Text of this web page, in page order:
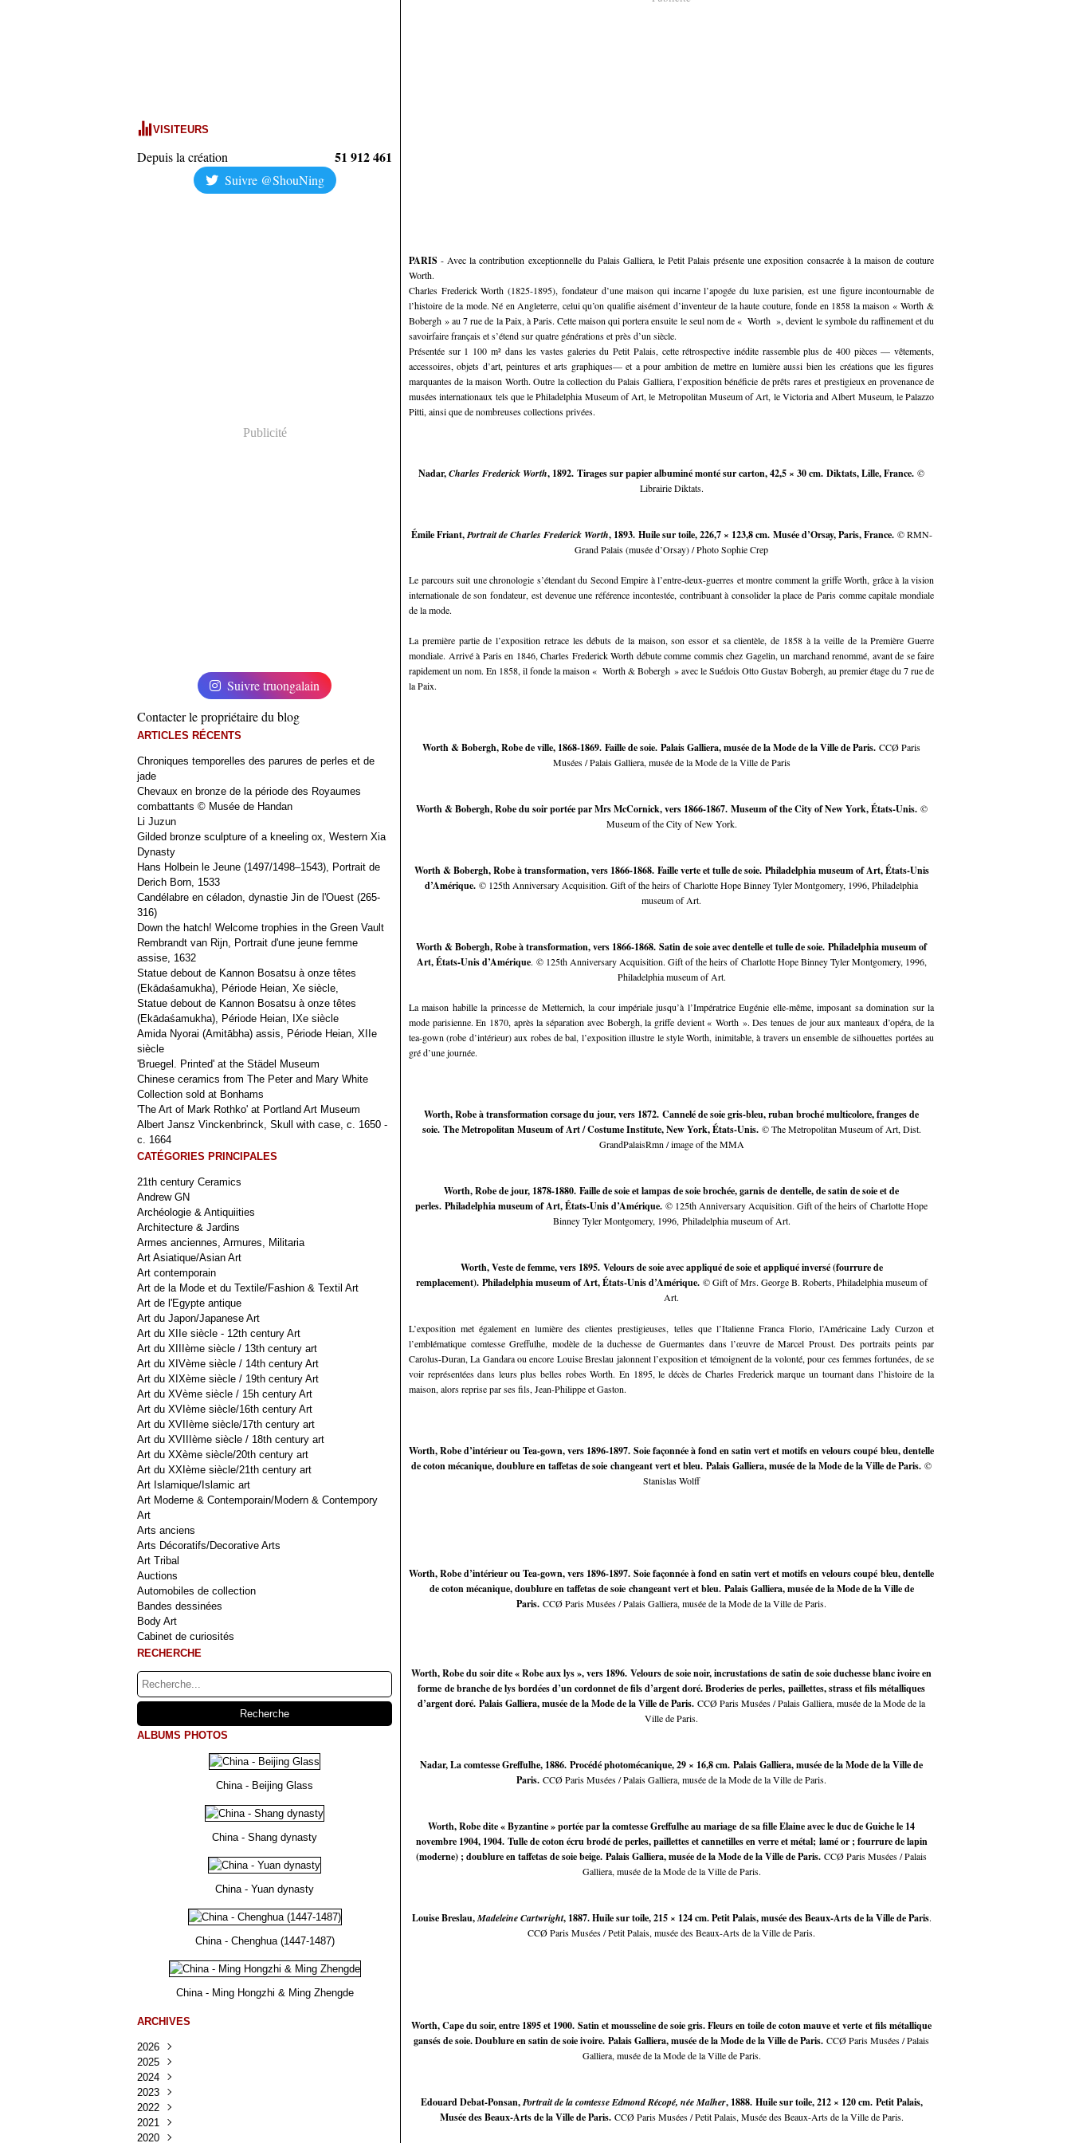
VISITEURS
Depuis la création 51 912 461
Suivre @ShouNing
Publicité
Suivre truongalain
Contacter le propriétaire du blog
ARTICLES RÉCENTS
Chroniques temporelles des parures de perles et de
jade
Chevaux en bronze de la période des Royaumes
combattants © Musée de Handan
Li Juzun
Gilded bronze sculpture of a kneeling ox, Western Xia
Dynasty
Hans Holbein le Jeune (1497/1498–1543), Portrait de
Derich Born, 1533
Candélabre en céladon, dynastie Jin de l'Ouest (265-
316)
Down the hatch! Welcome trophies in the Green Vault
Rembrandt van Rijn, Portrait d'une jeune femme
assise, 1632
Statue debout de Kannon Bosatsu à onze têtes
(Ekādaśamukha), Période Heian, Xe siècle,
Statue debout de Kannon Bosatsu à onze têtes
(Ekādaśamukha), Période Heian, IXe siècle
Amida Nyorai (Amitābha) assis, Période Heian, XIIe
siècle
'Bruegel. Printed' at the Städel Museum
Chinese ceramics from The Peter and Mary White
Collection sold at Bonhams
'The Art of Mark Rothko' at Portland Art Museum
Albert Jansz Vinckenbrinck, Skull with case, c. 1650 -
c. 1664
CATÉGORIES PRINCIPALES
21th century Ceramics
Andrew GN
Archéologie & Antiquiities
Architecture & Jardins
Armes anciennes, Armures, Militaria
Art Asiatique/Asian Art
Art contemporain
Art de la Mode et du Textile/Fashion & Textil Art
Art de l'Egypte antique
Art du Japon/Japanese Art
Art du XIIe siècle - 12th century Art
Art du XIIIème siècle / 13th century art
Art du XIVème siècle / 14th century Art
Art du XIXème siècle / 19th century Art
Art du XVème siècle / 15h century Art
Art du XVIème siècle/16th century Art
Art du XVIIème siècle/17th century art
Art du XVIIIème siècle / 18th century art
Art du XXème siècle/20th century art
Art du XXIème siècle/21th century art
Art Islamique/Islamic art
Art Moderne & Contemporain/Modern & Contempory
Art
Arts anciens
Arts Décoratifs/Decorative Arts
Art Tribal
Auctions
Automobiles de collection
Bandes dessinées
Body Art
Cabinet de curiosités
RECHERCHE
ALBUMS PHOTOS
China - Beijing Glass
China - Shang dynasty
China - Yuan dynasty
China - Chenghua (1447-1487)
China - Ming Hongzhi & Ming Zhengde
ARCHIVES
2026
Août
Juillet
Juin
Mai(100)
Avril
Mars
2025
Décembre
Novembre
Octobre
Septembre
Août
2024
Décembre
Novembre
Octobre
Septembre
2023
Décembre
Novembre
Octobre
2022
Décembre
Novembre
2021
Décembre
2020
PARIS- Avec la contribution exceptionnelle du Palais Galliera, le Petit Palais présente une exposition consacrée à la maison de couture
Worth.
Charles Frederick Worth (1825-1895), fondateur d’une maison qui incarne l’apogée du luxe parisien, est une figure incontournable de
l’histoire de la mode. Né en Angleterre, celui qu’on qualifie aisément d’inventeur de la haute couture, fonde en 1858 la maison « Worth &
Bobergh » au 7 rue de la Paix, à Paris. Cette maison qui portera ensuite le seul nom de « Worth », devient le symbole du raffinement et du
savoirfaire français et s’étend sur quatre générations et près d’un siècle.
Présentée sur 1 100 m² dans les vastes galeries du Petit Palais, cette rétrospective inédite rassemble plus de 400 pièces — vêtements,
accessoires, objets d’art, peintures et arts graphiques— et a pour ambition de mettre en lumière aussi bien les créations que les figures
marquantes de la maison Worth. Outre la collection du Palais Galliera, l’exposition bénéficie de prêts rares et prestigieux en provenance de
musées internationaux tels que le Philadelphia Museum of Art, le Metropolitan Museum of Art, le Victoria and Albert Museum, le Palazzo
Pitti, ainsi que de nombreuses collections privées.
Nadar,Charles Frederick Worth, 1892. Tirages sur papier albuminé monté sur carton, 42,5 × 30 cm. Diktats, Lille, France. ©
Librairie Diktats.
Émile Friant,Portrait de Charles Frederick Worth, 1893. Huile sur toile, 226,7 × 123,8 cm. Musée d’Orsay, Paris, France. © RMN-
Grand Palais (musée d’Orsay) / Photo Sophie Crep
Le parcours suit une chronologie s’étendant du Second Empire à l’entre-deux-guerres et montre comment la griffe Worth, grâce à la vision
internationale de son fondateur, est devenue une référence incontestée, contribuant à consolider la place de Paris comme capitale mondiale
de la mode.
La première partie de l’exposition retrace les débuts de la maison, son essor et sa clientèle, de 1858 à la veille de la Première Guerre
mondiale. Arrivé à Paris en 1846, Charles Frederick Worth débute comme commis chez Gagelin, un marchand renommé, avant de se faire
rapidement un nom. En 1858, il fonde la maison « Worth & Bobergh » avec le Suédois Otto Gustav Bobergh, au premier étage du 7 rue de
la Paix.
Worth & Bobergh, Robe de ville, 1868-1869. Faille de soie. Palais Galliera, musée de la Mode de la Ville de Paris. CCØ Paris
Musées / Palais Galliera, musée de la Mode de la Ville de Paris
Worth & Bobergh, Robe du soir portée par Mrs McCornick, vers 1866-1867. Museum of the City of New York, États-Unis. ©
Museum of the City of New York.
Worth & Bobergh, Robe à transformation, vers 1866-1868. Faille verte et tulle de soie. Philadelphia museum of Art, États-Unis
d’Amérique. © 125th Anniversary Acquisition. Gift of the heirs of Charlotte Hope Binney Tyler Montgomery, 1996, Philadelphia
museum of Art.
Worth & Bobergh, Robe à transformation, vers 1866-1868. Satin de soie avec dentelle et tulle de soie. Philadelphia museum of
Art, États-Unis d’Amérique. © 125th Anniversary Acquisition. Gift of the heirs of Charlotte Hope Binney Tyler Montgomery, 1996,
Philadelphia museum of Art.
La maison habille la princesse de Metternich, la cour impériale jusqu’à l’Impératrice Eugénie elle-même, imposant sa domination sur la
mode parisienne. En 1870, après la séparation avec Bobergh, la griffe devient « Worth ». Des tenues de jour aux manteaux d’opéra, de la
tea-gown (robe d’intérieur) aux robes de bal, l’exposition illustre le style Worth, inimitable, à travers un ensemble de silhouettes portées au
gré d’une journée.
Worth, Robe à transformation corsage du jour, vers 1872. Cannelé de soie gris-bleu, ruban broché multicolore, franges de
soie. The Metropolitan Museum of Art / Costume Institute, New York, États-Unis. © The Metropolitan Museum of Art, Dist.
GrandPalaisRmn / image of the MMA
Worth, Robe de jour, 1878-1880. Faille de soie et lampas de soie brochée, garnis de dentelle, de satin de soie et de
perles. Philadelphia museum of Art, États-Unis d’Amérique. © 125th Anniversary Acquisition. Gift of the heirs of Charlotte Hope
Binney Tyler Montgomery, 1996, Philadelphia museum of Art.
Worth, Veste de femme, vers 1895. Velours de soie avec appliqué de soie et appliqué inversé (fourrure de
remplacement). Philadelphia museum of Art, États-Unis d’Amérique. © Gift of Mrs. George B. Roberts, Philadelphia museum of
Art.
L’exposition met également en lumière des clientes prestigieuses, telles que l’Italienne Franca Florio, l’Américaine Lady Curzon et
l’emblématique comtesse Greffulhe, modèle de la duchesse de Guermantes dans l’œuvre de Marcel Proust. Des portraits peints par
Carolus-Duran, La Gandara ou encore Louise Breslau jalonnent l’exposition et témoignent de la volonté, pour ces femmes fortunées, de se
voir représentées dans leurs plus belles robes Worth. En 1895, le décès de Charles Frederick marque un tournant dans l’histoire de la
maison, alors reprise par ses fils, Jean-Philippe et Gaston.
Worth, Robe d’intérieur ou Tea-gown, vers 1896-1897. Soie façonnée à fond en satin vert et motifs en velours coupé bleu, dentelle
de coton mécanique, doublure en taffetas de soie changeant vert et bleu. Palais Galliera, musée de la Mode de la Ville de Paris. ©
Stanislas Wolff
Worth, Robe d’intérieur ou Tea-gown, vers 1896-1897. Soie façonnée à fond en satin vert et motifs en velours coupé bleu, dentelle
de coton mécanique, doublure en taffetas de soie changeant vert et bleu. Palais Galliera, musée de la Mode de la Ville de
Paris. CCØ Paris Musées / Palais Galliera, musée de la Mode de la Ville de Paris.
Worth, Robe du soir dite « Robe aux lys », vers 1896. Velours de soie noir, incrustations de satin de soie duchesse blanc ivoire en
forme de branche de lys bordées d’un cordonnet de fils d’argent doré. Broderies de perles, paillettes, strass et fils métalliques
d’argent doré. Palais Galliera, musée de la Mode de la Ville de Paris. CCØ Paris Musées / Palais Galliera, musée de la Mode de la
Ville de Paris.
Nadar, La comtesse Greffulhe, 1886. Procédé photomécanique, 29 × 16,8 cm. Palais Galliera, musée de la Mode de la Ville de
Paris. CCØ Paris Musées / Palais Galliera, musée de la Mode de la Ville de Paris.
Worth, Robe dite « Byzantine » portée par la comtesse Greffulhe au mariage de sa fille Elaine avec le duc de Guiche le 14
novembre 1904, 1904. Tulle de coton écru brodé de perles, paillettes et cannetilles en verre et métal; lamé or ; fourrure de lapin
(moderne) ; doublure en taffetas de soie beige. Palais Galliera, musée de la Mode de la Ville de Paris. CCØ Paris Musées / Palais
Galliera, musée de la Mode de la Ville de Paris.
Louise Breslau,Madeleine Cartwright, 1887. Huile sur toile, 215 × 124 cm. Petit Palais, musée des Beaux-Arts de la Ville de Paris.
CCØ Paris Musées / Petit Palais, musée des Beaux-Arts de la Ville de Paris.
Worth, Cape du soir, entre 1895 et 1900. Satin et mousseline de soie gris. Fleurs en toile de coton mauve et verte et fils métallique
gansés de soie. Doublure en satin de soie ivoire. Palais Galliera, musée de la Mode de la Ville de Paris. CCØ Paris Musées / Palais
Galliera, musée de la Mode de la Ville de Paris.
Edouard Debat-Ponsan,Portrait de la comtesse Edmond Récopé, née Malher, 1888. Huile sur toile, 212 × 120 cm. Petit Palais,
Musée des Beaux-Arts de la Ville de Paris. CCØ Paris Musées / Petit Palais, Musée des Beaux-Arts de la Ville de Paris.